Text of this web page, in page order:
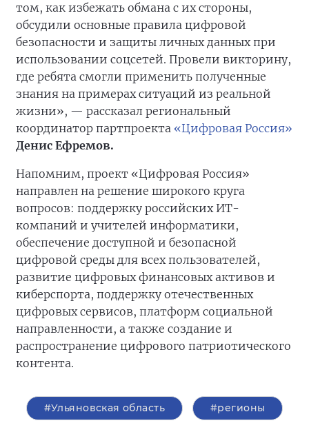
том, как избежать обмана с их стороны,
обсудили основные правила цифровой
безопасности и защиты личных данных при
использовании соцсетей. Провели викторину,
где ребята смогли применить полученные
знания на примерах ситуаций из реальной
жизни», — рассказал региональный
координатор партпроекта «Цифровая Россия»
Денис Ефремов.
Напомним, проект «Цифровая Россия»
направлен на решение широкого круга
вопросов: поддержку российских ИТ-
компаний и учителей информатики,
обеспечение доступной и безопасной
цифровой среды для всех пользователей,
развитие цифровых финансовых активов и
киберспорта, поддержку отечественных
цифровых сервисов, платформ социальной
направленности, а также создание и
распространение цифрового патриотического
контента.
#Ульяновская область #регионы